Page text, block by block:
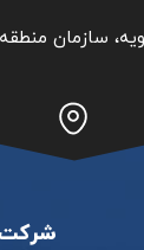
سازمان